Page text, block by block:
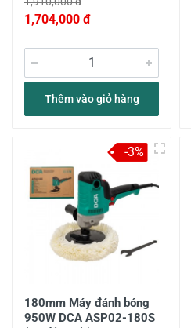
1,704,000 đ
Thêm vào giỏ hàng
180mm Máy đánh bóng
950W DCA ASP02-180S
-3%